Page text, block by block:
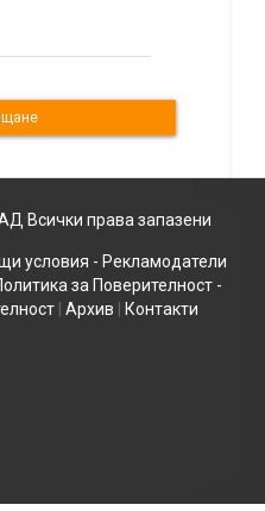
Всички права запазени
условия - Рекламодатели
за Поверителност -
Архив Контакти